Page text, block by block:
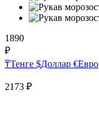
1890
₽
₸Тенге $Доллар €Евро
2173 ₽